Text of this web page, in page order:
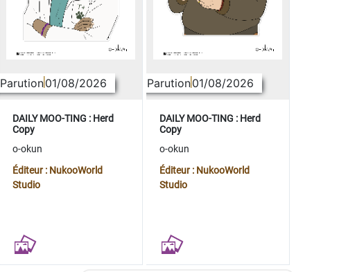
Parution01/08/2026
DAILY MOO-TING : Herd
Copy
o-okun
Éditeur : NukooWorld
Studio
Parution01/08/2026
DAILY MOO-TING : Herd
Copy
o-okun
Éditeur : NukooWorld
Studio